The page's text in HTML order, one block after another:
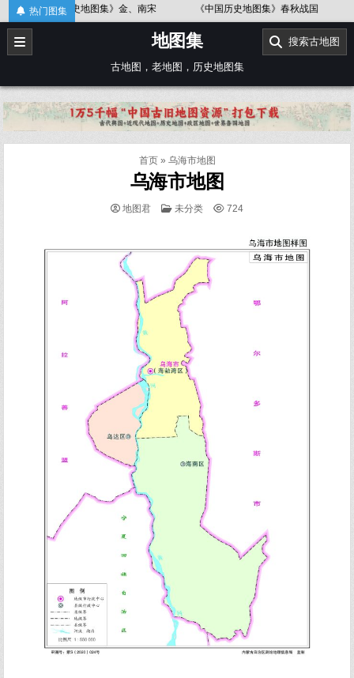
Skip
to
content
热门图集
《中国历史地图集》金、南宋 《中国历史地图集》春秋战国
地图集
古地图，老地图，历史地图集
搜索古地图
首页» 乌海市地图
乌海市地图
地图君
POSTED
未分类 724